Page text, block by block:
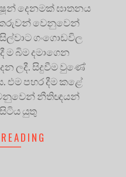
දෙනමක් ඝාතනය
වෙනුවෙන්
ගංගොඩවිල
බිම දමාගෙන
ලදී. සිදුවීම වුණේ
එම පහර දීම කළේ
නීතිඥයන්
යුතු